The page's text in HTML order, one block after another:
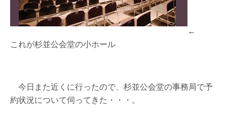
←
これが杉並公会堂の小ホール
今日また近くに行ったので、杉並公会堂の事務局で予
約状況について伺ってきた・・・。